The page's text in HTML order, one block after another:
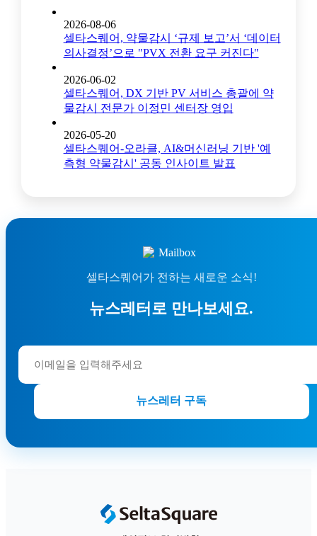
2026-08-06
셀타스퀘어, 약물감시 ‘규제 보고’서 ‘데이터
의사결정’으로 "PVX 전환 요구 커진다"
2026-06-02
셀타스퀘어, DX 기반 PV 서비스 총괄에 약
물감시 전문가 이정민 센터장 영입
2026-05-20
셀타스퀘어-오라클, AI&머신러닝 기반 '예
측형 약물감시' 공동 인사이트 발표
셀타스퀘어가 전하는 새로운 소식!
뉴스레터로 만나보세요.
뉴스레터 구독